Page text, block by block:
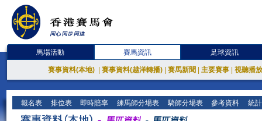
馬場活動 賽馬資訊 足球資訊
賽事資料(本地) 賽事資料(越洋轉播) 賽馬新聞 主要賽事 視聽播
報名表 排位表 即時賠率 練馬師分場表 騎師分場表 參考資料 統